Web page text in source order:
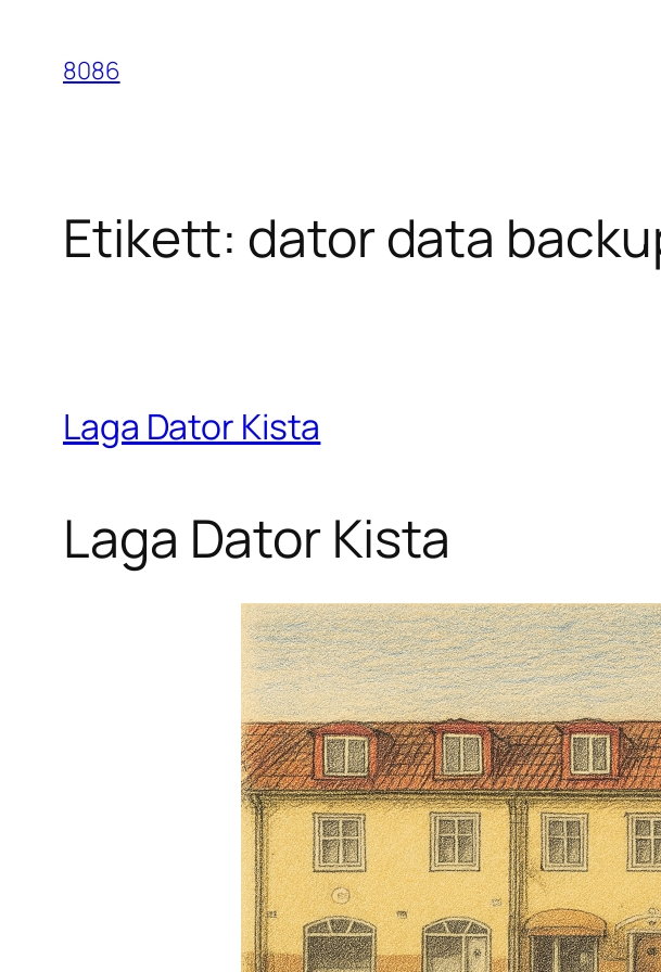
innehåll
8086
Etikett: dator data
Laga Dator Kista
Laga Dator Kista